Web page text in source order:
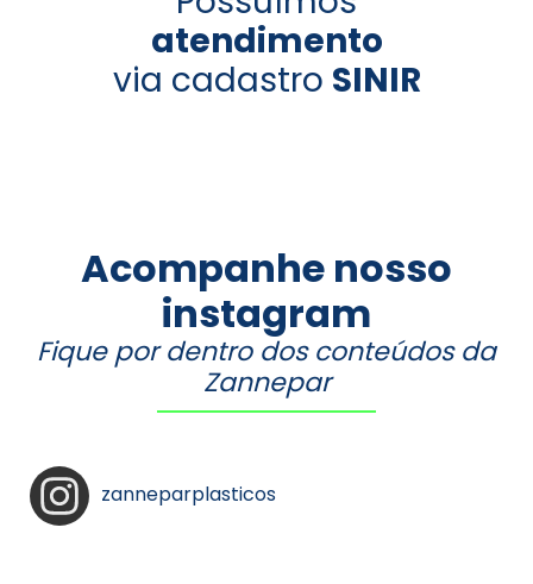
atendimento
via cadastro SINIR
Acompanhe nosso
instagram
Fique por dentro dos conteúdos da
Zannepar
zanneparplasticos